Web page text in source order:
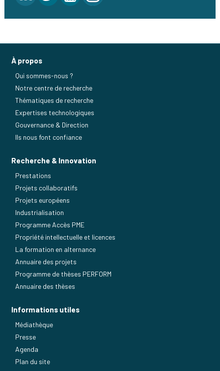
À propos
Qui sommes-nous ?
Notre centre de recherche
Thématiques de recherche
Expertises technologiques
Gouvernance & Direction
Ils nous font confiance
Recherche & Innovation
Prestations
Projets collaboratifs
Projets européens
Industrialisation
Programme Accès PME
Propriété intellectuelle et licences
La formation en alternance
Annuaire des projets
Programme de thèses PERFORM
Annuaire des thèses
Informations utiles
Médiathèque
Presse
Agenda
Plan du site